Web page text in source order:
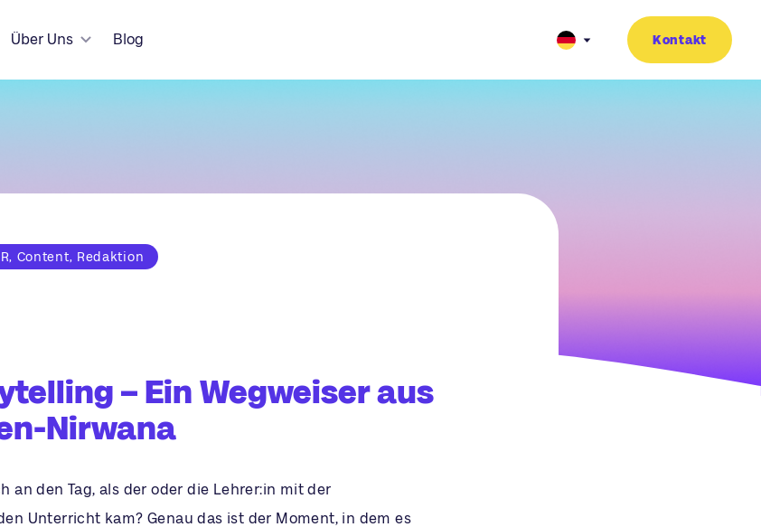
Über Uns Blog Kontakt
Content, Redaktion
– Ein Wegweiser aus
Nirwana
an den Tag, als der oder die Lehrer:in mit der
Unterricht kam? Genau das ist der Moment, in dem es